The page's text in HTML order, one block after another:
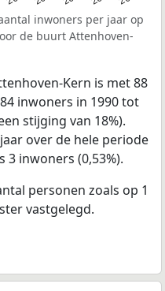
inwoners per jaar op
de buurt Attenhoven-
Kern is met 88
inwoners in 1990 tot
stijging van 18%).
over de hele periode
3 inwoners (0,53%).
personen zoals op 1
vastgelegd.